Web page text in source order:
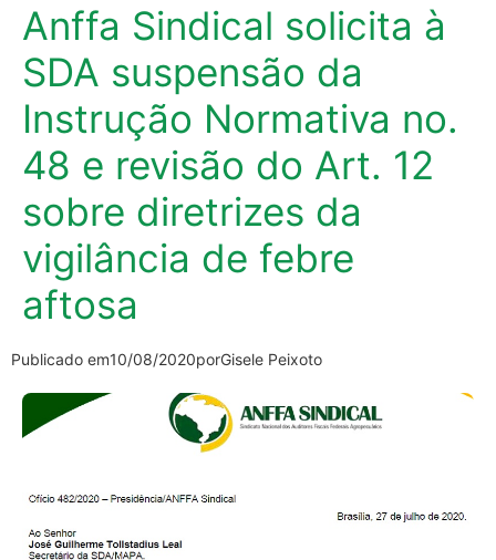
Anffa Sindical solicita à
SDA suspensão da
Instrução Normativa no.
48 e revisão do Art. 12
sobre diretrizes da
vigilância de febre
aftosa
Publicado em10/08/2020porGisele Peixoto